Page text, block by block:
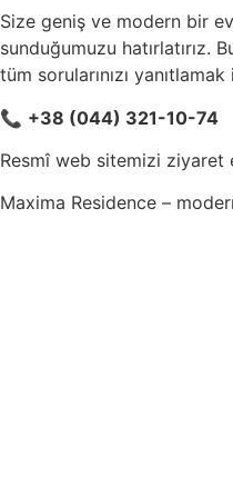
Size geniş ve modern bir
sunduğumuzu hatırlatırız.
tüm sorularınızı
📞 +38 (044) 321-10-74
Resmî web sitemizi ziyaret
Maxima Residence –